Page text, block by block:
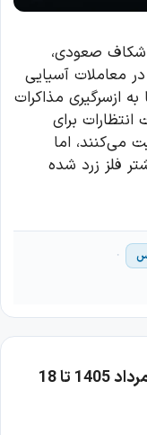
شکاف صعودی،
شود و در معاملات آسیایی
ازسرگیری مذاکرات
برای
می‌کنند، اما
فلز زرد شده
تقویم اقتصادی هفته پیش رو: 12 مرداد 1405 تا 18